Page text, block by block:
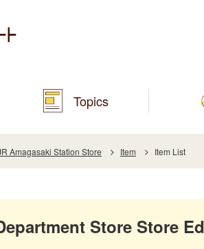
Topics
Amagasaki Station Store Item Item List
Store Store